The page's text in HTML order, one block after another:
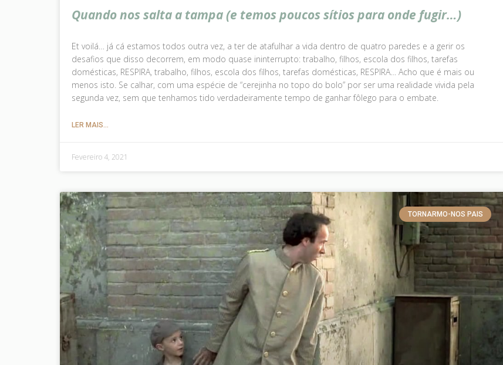
Quando nos salta a tampa (e temos poucos sítios para onde fugir…)
Et voilá… já cá estamos todos outra vez, a ter de atafulhar a vida dentro de quatro paredes e a gerir os
desafios que disso decorrem, em modo quase ininterrupto: trabalho, filhos, escola dos filhos, tarefas
domésticas, RESPIRA, trabalho, filhos, escola dos filhos, tarefas domésticas, RESPIRA… Acho que é mais ou
menos isto. Se calhar, com uma espécie de “cerejinha no topo do bolo” por ser uma realidade vivida pela
segunda vez, sem que tenhamos tido verdadeiramente tempo de ganhar fôlego para o embate.
LER MAIS...
Fevereiro 4, 2021
TORNARMO-NOS PAIS